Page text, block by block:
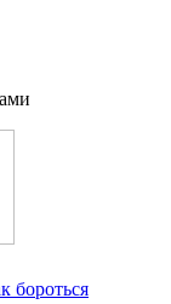
бороться